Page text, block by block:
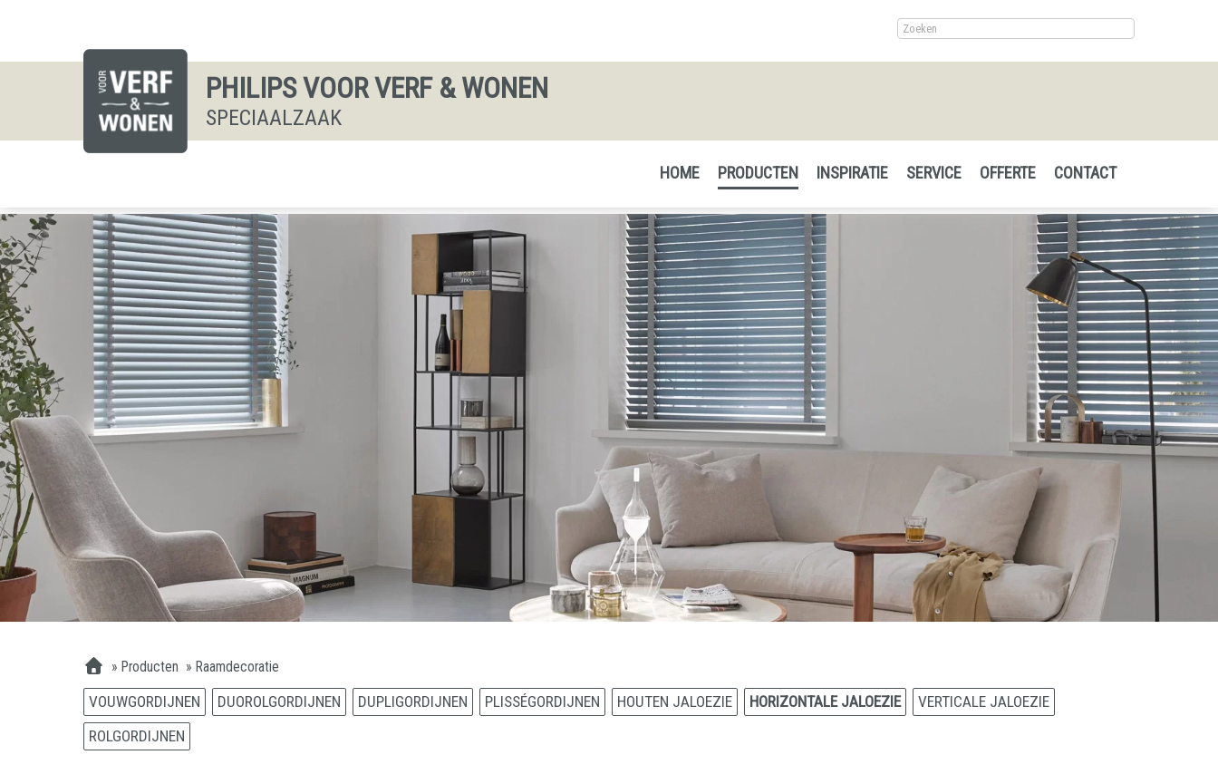
PHILIPS VOOR VERF & WONEN
SPECIAALZAAK
HOME PRODUCTEN INSPIRATIE SERVICE OFFERTE CONTACT
» Producten » Raamdecoratie
VOUWGORDIJNEN DUOROLGORDIJNEN DUPLIGORDIJNEN PLISSÉGORDIJNEN HOUTEN JALOEZIE HORIZONTALE JALOEZIE
VERTICALE JALOEZIE
ROLGORDIJNEN